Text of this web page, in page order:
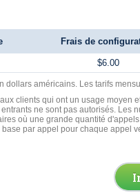
Frais de
$6.00
dollars américains. Les tarifs
clients qui ont un usage moyen
ne sont pas autorisés. Les
où une grande quantité
par appel pour chaque appel